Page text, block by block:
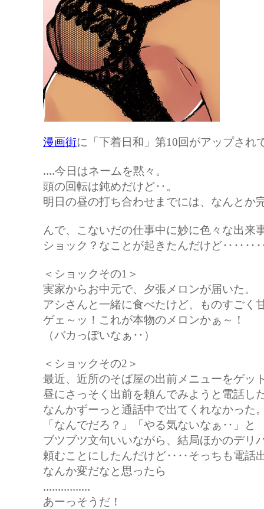
漫画街に「下着日和」第10回がアップされ
‥‥今日はネームを黙々。
頭の回転は鈍めだけど‥。
明日の昼の打ち合わせまでには、なんとか
んで、こないだの仕事中に妙に色々な出来
ショック？なことが起きたんだけど
＜ショックその1＞
実家からお中元で、夕張メロンが届いた。
アシさんと一緒に食べたけど、ものすごく
ゲェ～ッ！これが本物のメロンかぁ～！
（バカっぽいなぁ‥）
＜ショックその2＞
最近、近所のそば屋の出前メニューをゲッ
昼にさっそく出前を頼んでみようと電話し
なんかずーっと通話中で出てくれなかった
「なんでだろ？」「やる気ないなぁ‥」と
ブツブツ文句いいながら、結局ほかのデリ
頼むことにしたんだけど‥‥そっちも電話
なんか変だなと思ったら
‥‥‥‥‥‥‥‥
あーっそうだ！